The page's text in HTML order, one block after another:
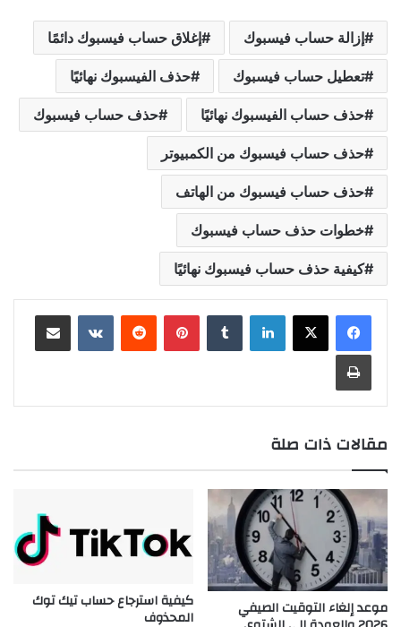
إزالة حساب فيسبوك إغلاق حساب فيسبوك دائمًا
تعطيل حساب فيسبوك حذف الفيسبوك نهائيًا
حذف حساب الفيسبوك نهائيًا حذف حساب فيسبوك
حذف حساب فيسبوك من الكمبيوتر
حذف حساب فيسبوك من الهاتف
خطوات حذف حساب فيسبوك
كيفية حذف حساب فيسبوك نهائيًا
لينكدإن بينتيريست مشاركة عبر البريد
طباعة
مقالات ذات صلة
موعد إلغاء التوقيت الصيفي كيفية استرجاع حساب تيك توك
المحذوف